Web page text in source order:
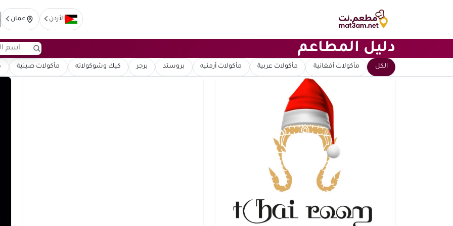
الأردن عمان
دليل المطاعم
ابحث عن مطعم
الكل مأكولات أفغانية مأكولات عربية مأكولات أرمنيه بروستد برجر كيك وشوكولاته مأكولات صينية
ترتيب حسب